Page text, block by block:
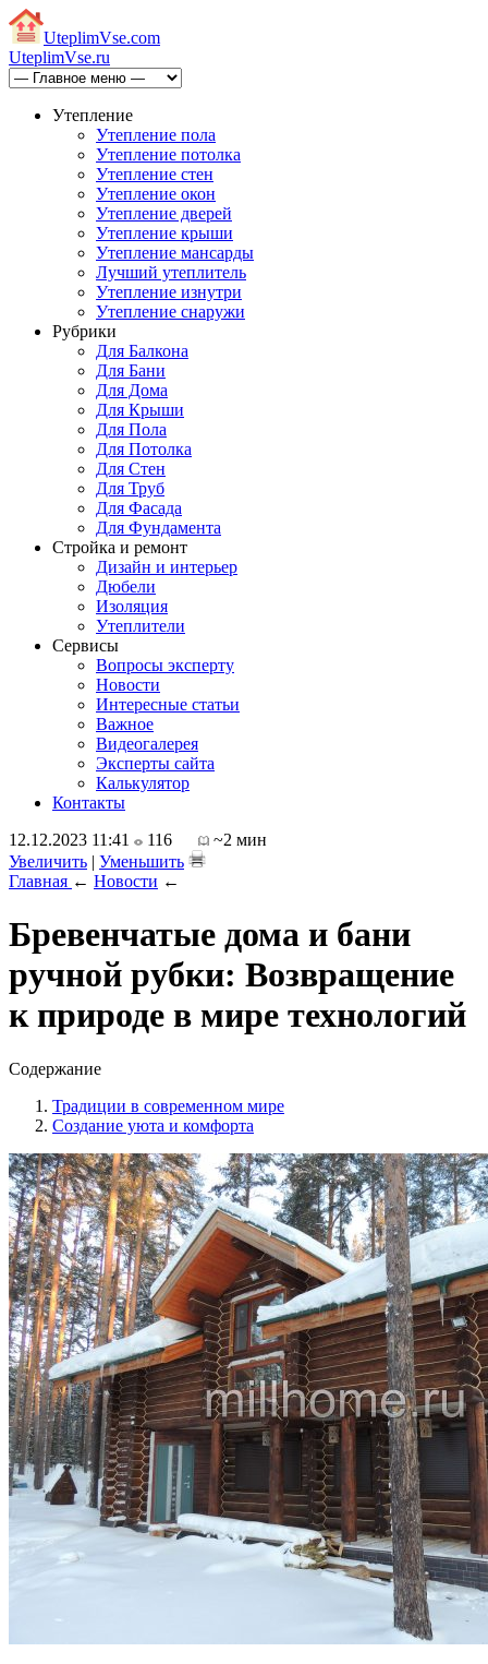
UteplimVse.com
UteplimVse.ru
Утепление
Утепление пола
Утепление потолка
Утепление стен
Утепление окон
Утепление дверей
Утепление крыши
Утепление мансарды
Лучший утеплитель
Утепление изнутри
Утепление снаружи
Рубрики
Для Балкона
Для Бани
Для Дома
Для Крыши
Для Пола
Для Потолка
Для Стен
Для Труб
Для Фасада
Для Фундамента
Стройка и ремонт
Дизайн и интерьер
Дюбели
Изоляция
Утеплители
Сервисы
Вопросы эксперту
Новости
Интересные статьи
Важное
Видеогалерея
Эксперты сайта
Калькулятор
Контакты
12.12.2023 11:41
116
~2 мин
Увеличить | Уменьшить
Главная ← Новости ←
Бревенчатые дома и бани
ручной рубки: Возвращение
к природе в мире технологий
Содержание
Традиции в современном мире
Создание уюта и комфорта